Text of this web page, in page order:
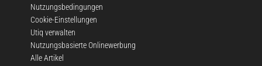
Nutzungsbedingungen
Cookie-Einstellungen
Utiq verwalten
Nutzungsbasierte Onlinewerbung
Alle Artikel